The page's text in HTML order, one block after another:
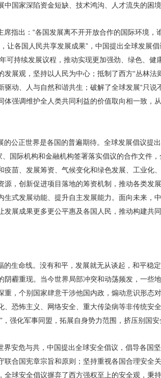
国家深陷资金短缺、技术鸿沟、人才流失的困境
指出：“各国发展离不开开放合作的国际环境，
让各国人民共享发展成果”，中国提出全球发展
可持续发展议程，推动实现更加强劲、绿色、健
展观，坚持以人民为中心；抵制了西方“丛林法
动、人与自然和谐共生；破解了全球发展“只说
体强调维护全人类共同利益的价值取向相一致，
公正世界是各国的普遍期待。全球发展倡议提
、国际机构和金融机构签署落实倡议的合作文件
苗、发展筹资、气候变化和绿色发展、工业化
源，创新促进项目落地的筹资机制，推动各类发
生式发展动能、提升自主发展能力。面向未来，
展成果更多更公平惠及各国人民，推动构建共
生命线。没有和平，发展就无从谈起，和平稳
霾重现。当今世界局部冲突和动荡频发，一些
，个别国家肆意干涉他国内政，煽动意识形态
恐怖主义、网络安全、重大传染病等非传统安
强化军事同盟，拓展自身势力范围，挤压别国安
安危与共，中国提出全球安全倡议，倡导各国
合国宪章宗旨和原则；坚持重视各国合理安全
球安全倡议摒弃了西方强权至上的安全观，秉